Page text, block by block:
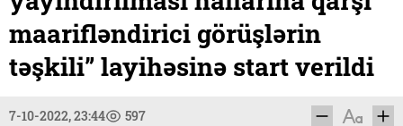
maarifləndirici görüşlərin
təşkili” layihəsinə start verildi
7-10-2022, 23:44 597